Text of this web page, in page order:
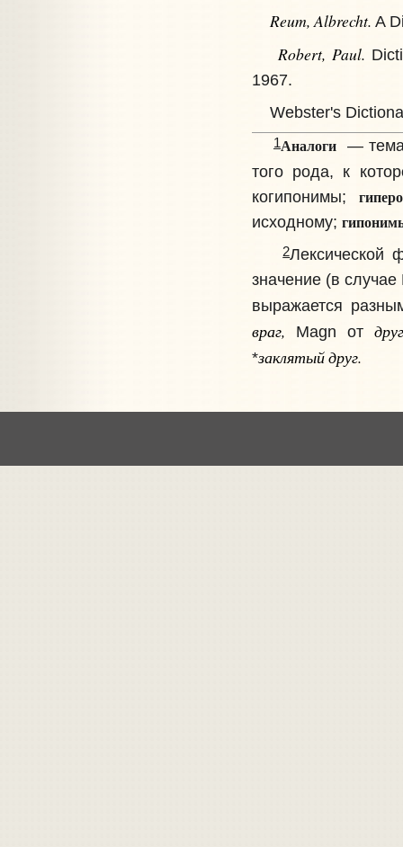
Reum, Albrecht. A
Robert, Paul.
1967.
Webster's
1Аналоги —
того рода, к
когипонимы;
исходному;
2Лексической
значение (в
выражается
враг, Magn от
*заклятый друг.